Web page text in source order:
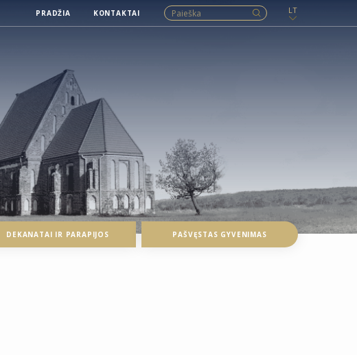
PRADŽIA KONTAKTAI LT
DEKANATAI IR PARAPIJOS PAŠVĘSTAS GYVENIMAS